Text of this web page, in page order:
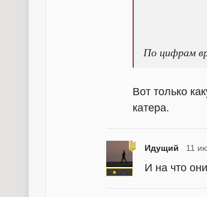
По цифрам
Вот только
катера.
Идущий 11
И на что